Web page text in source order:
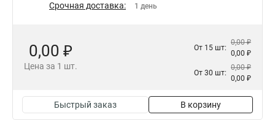
Срочная доставка: 1 день
0,00 ₽
Цена за 1 шт.
От 15 шт:
0,00 ₽
0,00 ₽
От 30 шт:
0,00 ₽
0,00 ₽
Быстрый заказ В корзину